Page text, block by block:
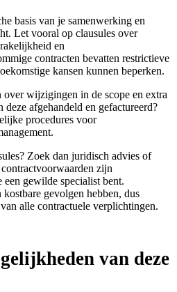
basis van je samenwerking en
Let vooral op clausules over
en
contracten bevatten restrictieve
kansen kunnen beperken.
wijzigingen in de scope en extra
afgehandeld en gefactureerd?
procedures voor
Zoek dan juridisch advies of
zijn
een gewilde specialist bent.
kostbare gevolgen hebben, dus
alle contractuele verplichtingen.
van deze